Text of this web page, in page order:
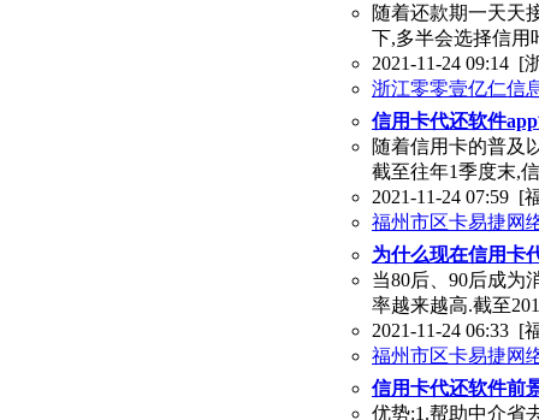
随着还款期一天天
下,多半会选择信用
2021-11-24 09:14 [
浙江零零壹亿仁信
信用卡代还软件
随着信用卡的普及
截至往年1季度末,
2021-11-24 07:59 [
福州市区卡易捷网
为什么现在信用卡
当80后、90后成为
率越来越高.截至
2021-11-24 06:33 [
福州市区卡易捷网
信用卡代还软件前
优势:1.帮助中介省